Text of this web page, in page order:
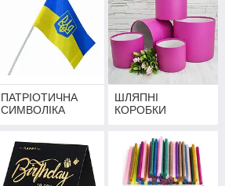
ПАТРІОТИЧНА
СИМВОЛІКА
ШЛЯПНІ
КОРОБКИ